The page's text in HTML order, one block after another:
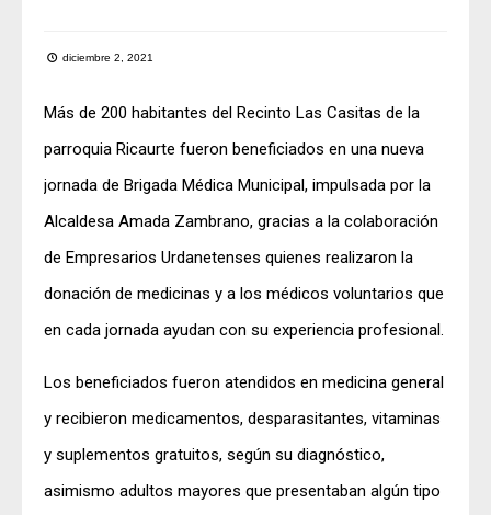
diciembre 2, 2021
Más de 200 habitantes del Recinto Las Casitas de la
parroquia Ricaurte fueron beneficiados en una nueva
jornada de Brigada Médica Municipal, impulsada por la
Alcaldesa Amada Zambrano, gracias a la colaboración
de Empresarios Urdanetenses quienes realizaron la
donación de medicinas y a los médicos voluntarios que
en cada jornada ayudan con su experiencia profesional.
Los beneficiados fueron atendidos en medicina general
y recibieron medicamentos, desparasitantes, vitaminas
y suplementos gratuitos, según su diagnóstico,
asimismo adultos mayores que presentaban algún tipo